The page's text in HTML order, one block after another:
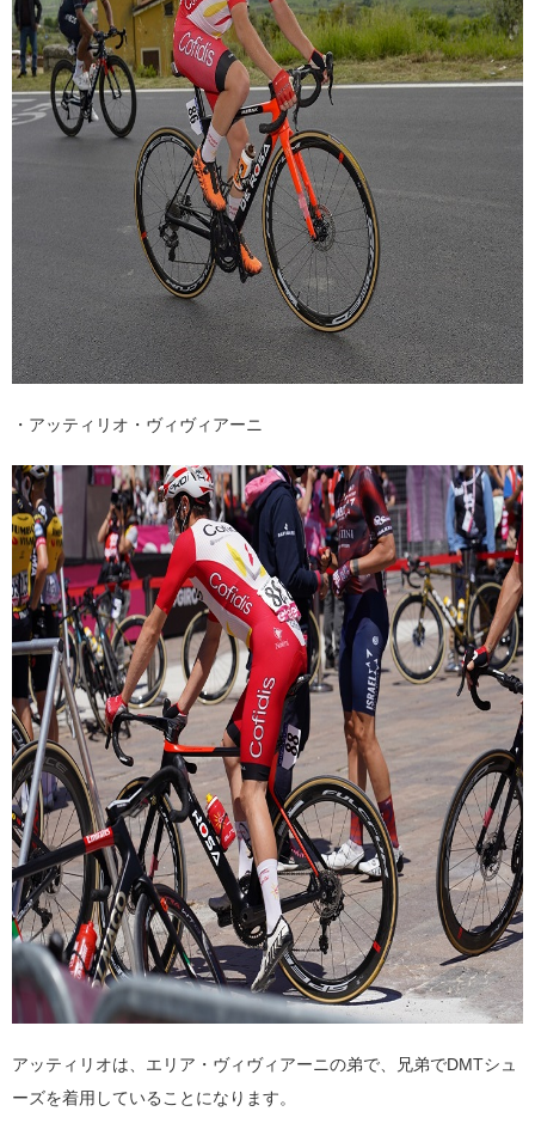
・アッティリオ・ヴィヴィアーニ
アッティリオは、エリア・ヴィヴィアーニの弟で、兄弟でDMTシュ
ーズを着用していることになります。